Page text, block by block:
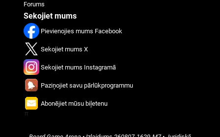
Forums
Sekojiet mums
Pievienojies mums Facebook
Sekojiet mums X
Sekojiet mums Instagramā
Paziņojiet savu pārlūkprogrammu
Abonējiet mūsu biļetenu
π